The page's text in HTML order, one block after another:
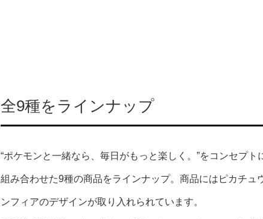
全9種をラインナップ
“ポケモンと一緒なら、毎日がもっと楽しく。”をコンセプ
組み合わせた9種の商品をラインナップ。商品にはピカチュ
ンフィアのデザインが取り入れられています。